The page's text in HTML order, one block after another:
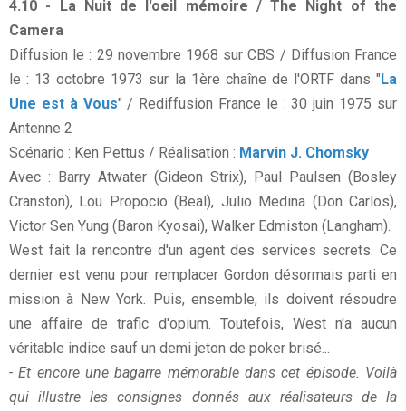
4.10 - La Nuit de l'oeil mémoire / The Night of the
Camera
Diffusion le : 29 novembre 1968 sur CBS / Diffusion France
le : 13 octobre 1973 sur la 1ère chaîne de l'ORTF dans "La
Une est à Vous" / Rediffusion France le : 30 juin 1975 sur
Antenne 2
Scénario : Ken Pettus / Réalisation : Marvin J. Chomsky
Avec : Barry Atwater (Gideon Strix), Paul Paulsen (Bosley
Cranston), Lou Propocio (Beal), Julio Medina (Don Carlos),
Victor Sen Yung (Baron Kyosai), Walker Edmiston (Langham).
West fait la rencontre d'un agent des services secrets. Ce
dernier est venu pour remplacer Gordon désormais parti en
mission à New York. Puis, ensemble, ils doivent résoudre
une affaire de trafic d'opium. Toutefois, West n'a aucun
véritable indice sauf un demi jeton de poker brisé...
- Et encore une bagarre mémorable dans cet épisode. Voilà
qui illustre les consignes donnés aux réalisateurs de la